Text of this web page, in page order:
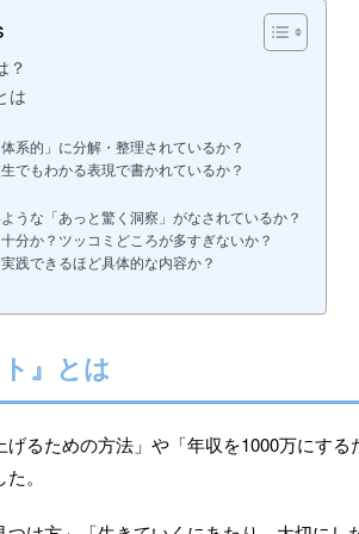
？
は
系的」に分解・整理されているか？
でもわかる表現で書かれているか？
うな「あっと驚く洞察」がなされているか？
分か？ツッコミどころが多すぎないか？
践できるほど具体的な内容か？
』とは
げるための方法」や「年収を1000万にす
。